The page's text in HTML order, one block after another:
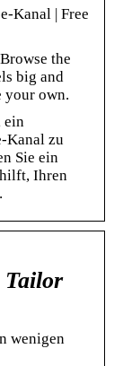
Kanal | Free
the
big and
your own.
ein
Kanal zu
Sie ein
Ihren
Tailor
wenigen